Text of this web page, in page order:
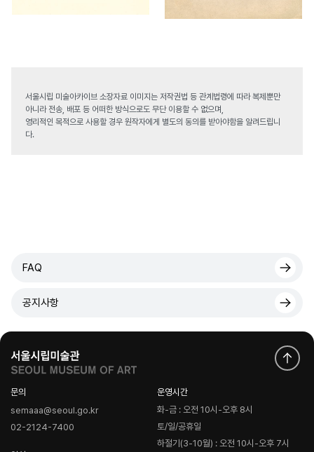
서울시립 미술아카이브 소장자료 이미지는 저작권법 등 관계법령에 따라 복제뿐만
아니라 전송, 배포 등 어떠한 방식으로도 무단 이용할 수 없으며,
영리적인 목적으로 사용할 경우 원작자에게 별도의 동의를 받아야함을 알려드립니
다.
FAQ
공지사항
문의
semaaa@seoul.go.kr
02-2124-7400
운영시간
화-금 : 오전 10시-오후 8시
토/일/공휴일
하절기(3-10월) : 오전 10시-오후 7시